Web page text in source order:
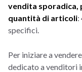
vendita sporadica,
quantità di articoli:
specifici.
Per iniziare a
dedicato a venditori